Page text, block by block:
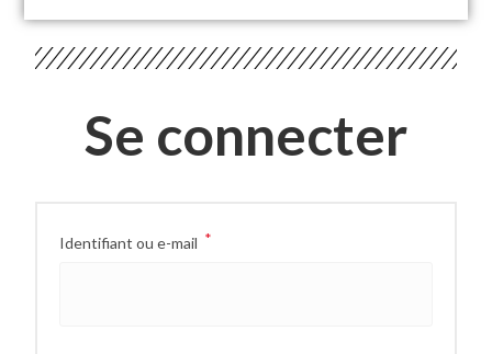
Se connecter
Identifiant ou e-mail *